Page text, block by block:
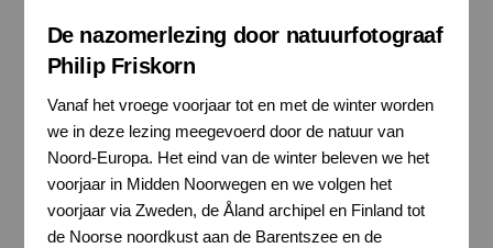
De nazomerlezing door natuurfotograaf
Philip Friskorn
Vanaf het vroege voorjaar tot en met de winter worden
we in deze lezing meegevoerd door de natuur van
Noord-Europa. Het eind van de winter beleven we het
voorjaar in Midden Noorwegen en we volgen het
voorjaar via Zweden, de Åland archipel en Finland tot
de Noorse noordkust aan de Barentszee en de